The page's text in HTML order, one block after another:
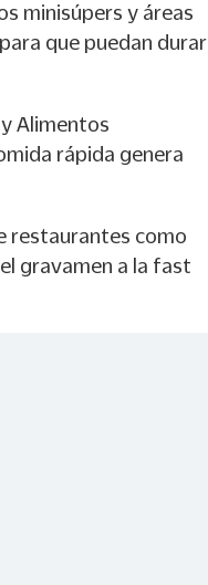
minisúpers y áreas
que puedan durar
Alimentos
rápida genera
restaurantes como
gravamen a la fast